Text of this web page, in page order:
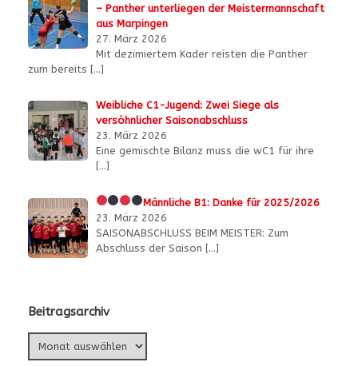
– Panther unterliegen der Meistermannschaft
aus Marpingen
27. März 2026
Mit dezimiertem Kader reisten die Panther
zum bereits […]
Weibliche C1-Jugend: Zwei Siege als
versöhnlicher Saisonabschluss
23. März 2026
Eine gemischte Bilanz muss die wC1 für ihre
[…]
Männliche B1: Danke für 2025/2026
23. März 2026
SAISONABSCHLUSS BEIM MEISTER: Zum
Abschluss der Saison […]
Beitragsarchiv